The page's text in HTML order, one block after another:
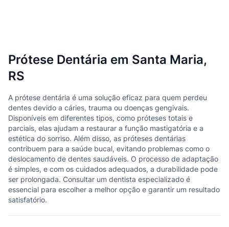
Prótese Dentária em Santa Maria,
RS
A prótese dentária é uma solução eficaz para quem perdeu
dentes devido a cáries, trauma ou doenças gengivais.
Disponíveis em diferentes tipos, como próteses totais e
parciais, elas ajudam a restaurar a função mastigatória e a
estética do sorriso. Além disso, as próteses dentárias
contribuem para a saúde bucal, evitando problemas como o
deslocamento de dentes saudáveis. O processo de adaptação
é simples, e com os cuidados adequados, a durabilidade pode
ser prolongada. Consultar um dentista especializado é
essencial para escolher a melhor opção e garantir um resultado
satisfatório.